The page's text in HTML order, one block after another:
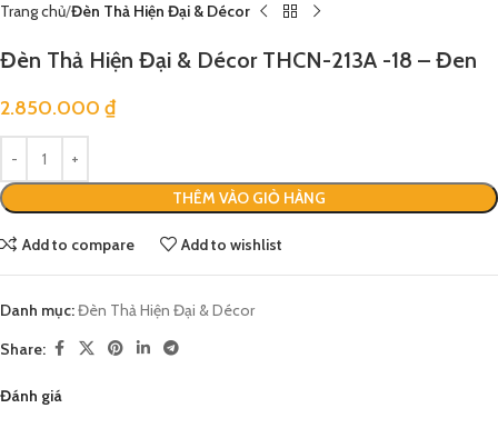
Trang chủ Đèn Thả Hiện Đại & Décor
Đèn Thả Hiện Đại & Décor THCN-213A -18 – Đen
2.850.000 ₫
THÊM VÀO GIỎ HÀNG
Add to compare Add to wishlist
Danh mục:Đèn Thả Hiện Đại & Décor
Share:
Đánh giá